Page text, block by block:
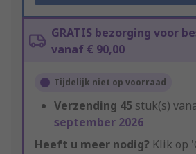
GRATIS bezorging voor
vanaf € 90,00
Tijdelijk niet op voorraad
Verzending 45 stuk(s)
september 2026
Heeft u meer nodig? Klik op